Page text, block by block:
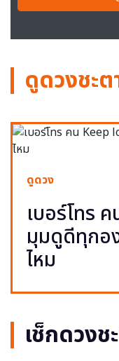
ดูดวงชะต
ดูดวง
เบอร์โทร
มุมดูดีทุกอ
ไหม
เช็กดวงช